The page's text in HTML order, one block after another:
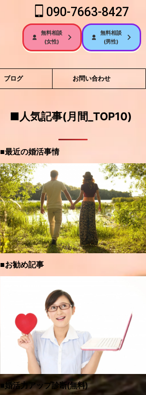
090-7663-8427
無料相談
(女性)
無料相談
(男性)
ブログ お問い合わせ
■人気記事(月間_TOP10)
■最近の婚活事情
■お勧め記事
■婚活力アップ診断(無料)